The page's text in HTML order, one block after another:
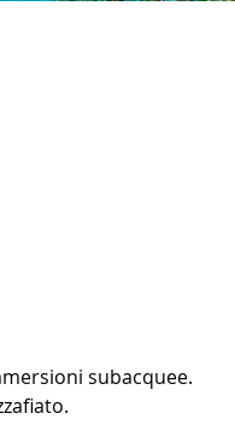
subacquee.